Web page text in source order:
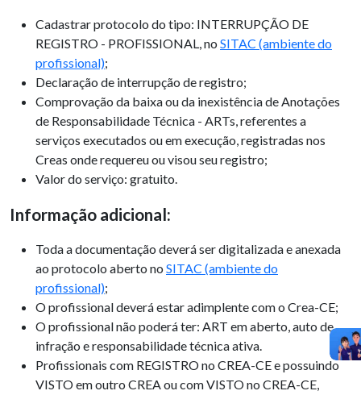
Cadastrar protocolo do tipo: INTERRUPÇÃO DE
REGISTRO - PROFISSIONAL, no SITAC (ambiente do
profissional);
Declaração de interrupção de registro;
Comprovação da baixa ou da inexistência de Anotações
de Responsabilidade Técnica - ARTs, referentes a
serviços executados ou em execução, registradas nos
Creas onde requereu ou visou seu registro;
Valor do serviço: gratuito.
Informação adicional:
Toda a documentação deverá ser digitalizada e anexada
ao protocolo aberto no SITAC (ambiente do
profissional);
O profissional deverá estar adimplente com o Crea-CE;
O profissional não poderá ter: ART em aberto, auto de
infração e responsabilidade técnica ativa.
Profissionais com REGISTRO no CREA-CE e possuindo
VISTO em outro CREA ou com VISTO no CREA-CE,